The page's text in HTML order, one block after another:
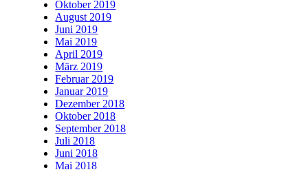
Oktober 2019
August 2019
Juni 2019
Mai 2019
April 2019
März 2019
Februar 2019
Januar 2019
Dezember 2018
Oktober 2018
September 2018
Juli 2018
Juni 2018
Mai 2018